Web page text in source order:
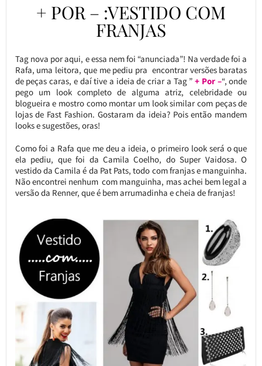
+ POR – :VESTIDO COM
FRANJAS
Tag nova por aqui, e essa nem foi “anunciada”! Na verdade foi a
Rafa, uma leitora, que me pediu pra encontrar versões baratas
de peças caras, e daí tive a ideia de criar a Tag ”+ Por –“, onde
pego um look completo de alguma atriz, celebridade ou
blogueira e mostro como montar um look similar com peças de
lojas de Fast Fashion. Gostaram da ideia? Pois então mandem
looks e sugestões, oras!
Como foi a Rafa que me deu a ideia, o primeiro look será o que
ela pediu, que foi da Camila Coelho, do Super Vaidosa. O
vestido da Camila é da Pat Pats, todo com franjas e manguinha.
Não encontrei nenhum com manguinha, mas achei bem legal a
versão da Renner, que é bem arrumadinha e cheia de franjas!